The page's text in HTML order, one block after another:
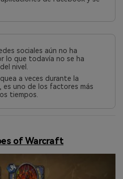
sociales aún no ha
lo que todavía no se ha
nivel.
a veces durante la
uno de los factores más
tiempos.
of Warcraft